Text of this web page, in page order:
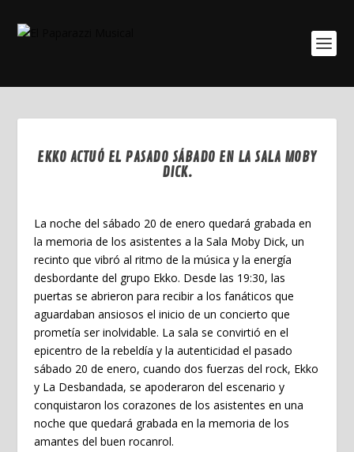
EKKO ACTUÓ EL PASADO SÁBADO EN LA SALA MOBY
DICK.
La noche del sábado 20 de enero quedará grabada en
la memoria de los asistentes a la Sala Moby Dick, un
recinto que vibró al ritmo de la música y la energía
desbordante del grupo Ekko. Desde las 19:30, las
puertas se abrieron para recibir a los fanáticos que
aguardaban ansiosos el inicio de un concierto que
prometía ser inolvidable. La sala se convirtió en el
epicentro de la rebeldía y la autenticidad el pasado
sábado 20 de enero, cuando dos fuerzas del rock, Ekko
y La Desbandada, se apoderaron del escenario y
conquistaron los corazones de los asistentes en una
noche que quedará grabada en la memoria de los
amantes del buen rocanrol.